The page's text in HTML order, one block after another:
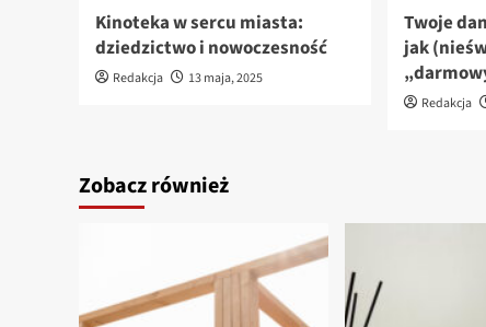
Kinoteka w sercu miasta:
dziedzictwo i nowoczesność
Redakcja 13 maja, 2025
Twoje
jak
Redakcja
Zobacz również